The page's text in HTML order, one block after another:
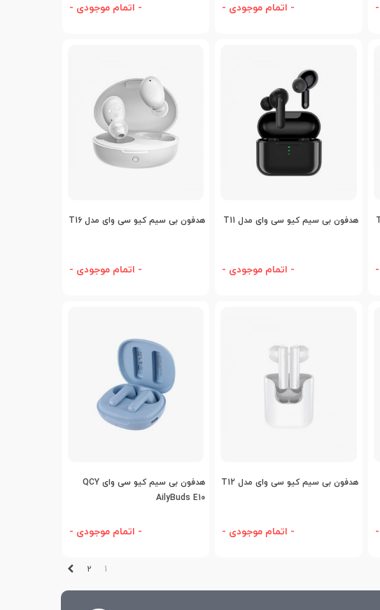
- اتمام موجودی - - اتمام موجودی -
اضافه به مقایسه
هدفون بی سیم کیو سی وای مدل T11
- اتمام موجودی -
اضافه به مقایسه
هدفون بی‌ سیم کیو سی وای مدل T16
- اتمام موجودی -
اضافه به مقایسه
هدفون بی سیم کیو سی وای مدل T12
- اتمام موجودی -
اضافه به مقایسه هدفون بی سیم کیو سی وای QCY
AilyBuds E10
- اتمام موجودی -
1
2